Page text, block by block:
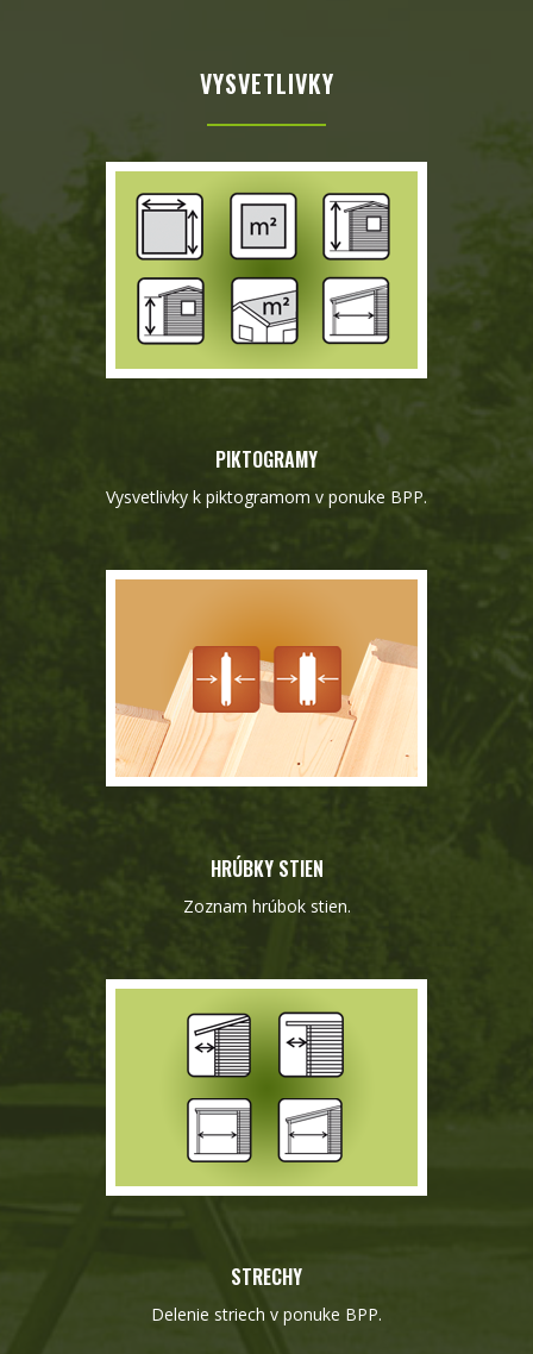
VYSVETLIVKY
PIKTOGRAMY
Vysvetlivky k piktogramom v ponuke BPP.
HRÚBKY STIEN
Zoznam hrúbok stien.
STRECHY
Delenie striech v ponuke BPP.